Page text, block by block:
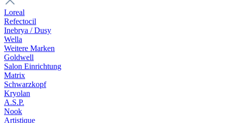
Loreal
Refectocil
Inebrya / Dusy
Wella
Weitere Marken
Goldwell
Salon Einrichtung
Matrix
Schwarzkopf
Kryolan
A.S.P.
Nook
Artistique